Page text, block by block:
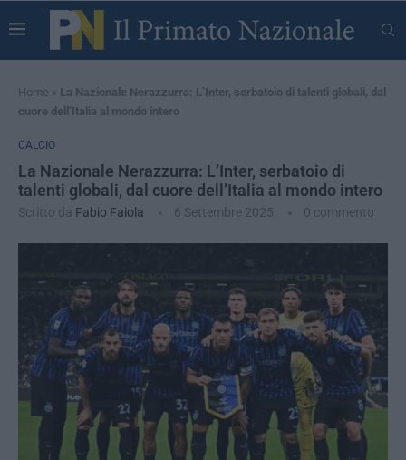
Home » La Nazionale Nerazzurra: L’Inter, serbatoio di talenti globali, ​dal
cuore dell’Italia al mondo intero
CALCIO
La Nazionale Nerazzurra: L’Inter, serbatoio di
talenti globali, ​dal cuore dell’Italia al mondo intero
Scritto da Fabio Faiola 6 Settembre 2025 0 commento